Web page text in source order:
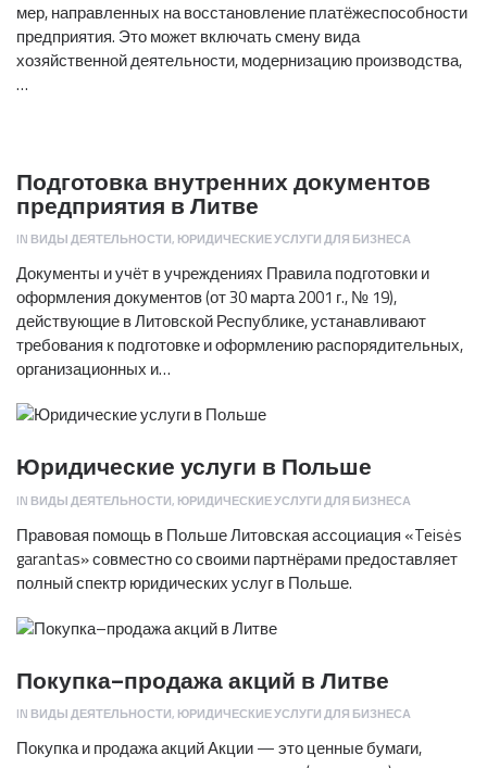
мер, направленных на восстановление платёжеспособности
предприятия. Это может включать смену вида
хозяйственной деятельности, модернизацию производства,
…
Подготовка внутренних документов
предприятия в Литве
IN ВИДЫ ДЕЯТЕЛЬНОСТИ, ЮРИДИЧЕСКИЕ УСЛУГИ ДЛЯ БИЗНЕСА
Документы и учёт в учреждениях Правила подготовки и
оформления документов (от 30 марта 2001 г., № 19),
действующие в Литовской Республике, устанавливают
требования к подготовке и оформлению распорядительных,
организационных и…
Юридические услуги в Польше
IN ВИДЫ ДЕЯТЕЛЬНОСТИ, ЮРИДИЧЕСКИЕ УСЛУГИ ДЛЯ БИЗНЕСА
Правовая помощь в Польше Литовская ассоциация «Teisės
garantas» совместно со своими партнёрами предоставляет
полный спектр юридических услуг в Польше.
Покупка–продажа акций в Литве
IN ВИДЫ ДЕЯТЕЛЬНОСТИ, ЮРИДИЧЕСКИЕ УСЛУГИ ДЛЯ БИЗНЕСА
Покупка и продажа акций Акции — это ценные бумаги,